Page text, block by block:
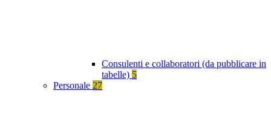
Consulenti e collaboratori (da pubblicare in
tabelle) 5
Personale 27